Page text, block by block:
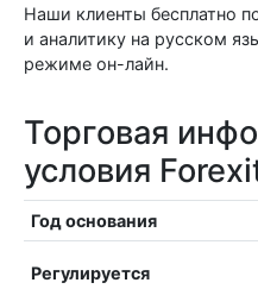
Наши клиенты бесплатно
и аналитику на русском
режиме он-лайн.
Торговая
условия
Год основания
Регулируется